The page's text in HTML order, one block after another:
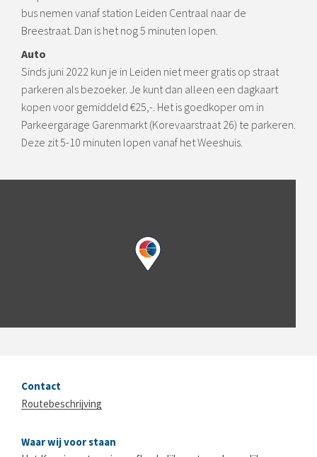
bus nemen vanaf station Leiden Centraal naar de
Breestraat. Dan is het nog 5 minuten lopen.
Auto
Sinds juni 2022 kun je in Leiden niet meer gratis op straat
parkeren als bezoeker. Je kunt dan alleen een dagkaart
kopen voor gemiddeld €25,-. Het is goedkoper om in
Parkeergarage Garenmarkt (Korevaarstraat 26) te parkeren.
Deze zit 5-10 minuten lopen vanaf het Weeshuis.
Contact
Routebeschrijving
Waar wij voor staan